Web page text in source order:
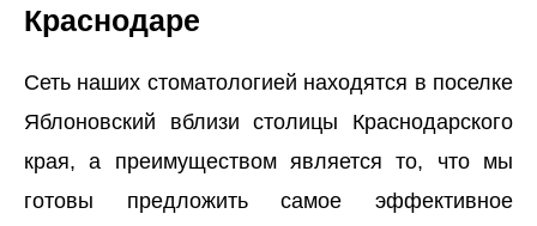
Краснодаре
Сеть наших стоматологией находятся в поселке
Яблоновский вблизи столицы Краснодарского
края, а преимуществом является то, что мы
готовы предложить самое эффективное